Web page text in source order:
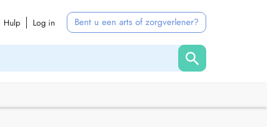
Hulp Log in Bent u een arts of zorgverlener?